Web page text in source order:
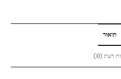
תיאור
דעת (0)